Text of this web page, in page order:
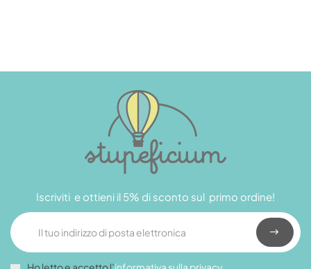
Iscriviti e ottieni il 5% di sconto sul primo ordine!